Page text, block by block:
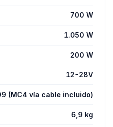
700 W
1.050 W
200 W
12-28V
(MC4 vía cable incluido)
6,9 kg